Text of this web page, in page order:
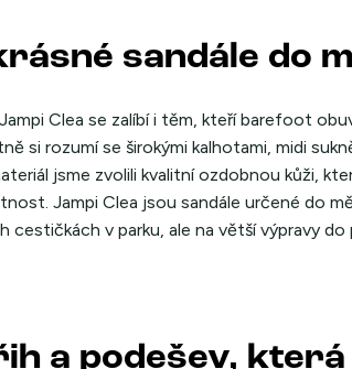
sandále do
Clea se zalíbí i těm, kteří barefoot
si rozumí se širokými kalhotami, midi
jsme zvolili kvalitní ozdobnou kůži,
Jampi Clea jsou sandále určené do
cestičkách v parku, ale na větší výpravy
a podešev, která